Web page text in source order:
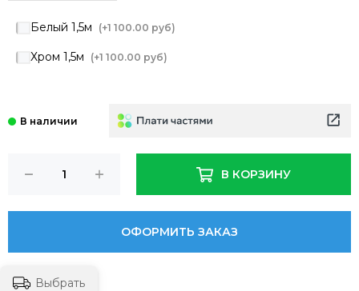
Белый 1,5м (+1 100.00 руб)
Хром 1,5м (+1 100.00 руб)
В КОРЗИНУ
ОФОРМИТЬ ЗАКАЗ
Выбрать